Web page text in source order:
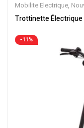
Mobilite Electrique,
Electrique
Trottinette Électrique
-11%